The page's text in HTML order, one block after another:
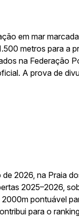
em mar
metros para a
na Federação
A prova de
2026, na Praia
2025–2026,
pontuável
para o